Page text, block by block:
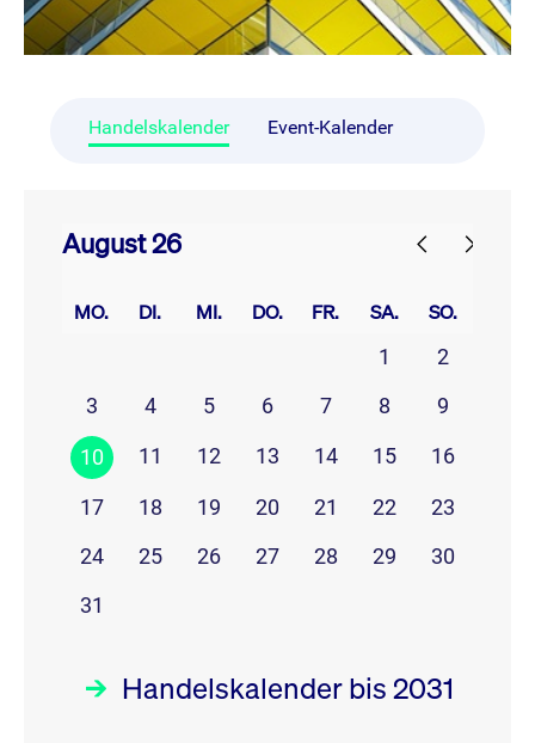
Handelskalender Event-Kalender
August 26
MO. DI. MI. DO. FR. SA. SO.
1
2
3
4 5 6 7 8 9
10 11 12 13 14 15 16
17 18 19 20 21 22
23
24
25 26 27 28 29
30
31
Handelskalender bis 2031